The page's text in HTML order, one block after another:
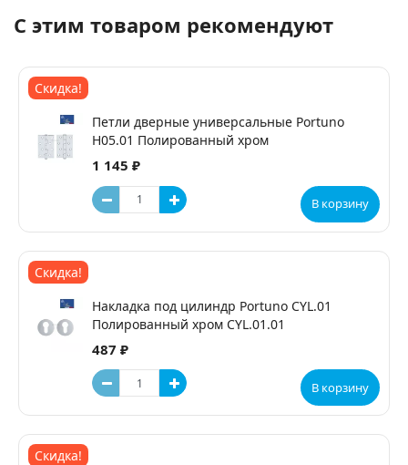
С этим товаром рекомендуют
Скидка!
Петли дверные универсальные Portuno
H05.01 Полированный хром
1 145 ₽
В корзину
Скидка!
Накладка под цилиндр Portuno CYL.01
Полированный хром CYL.01.01
487 ₽
В корзину
Скидка!